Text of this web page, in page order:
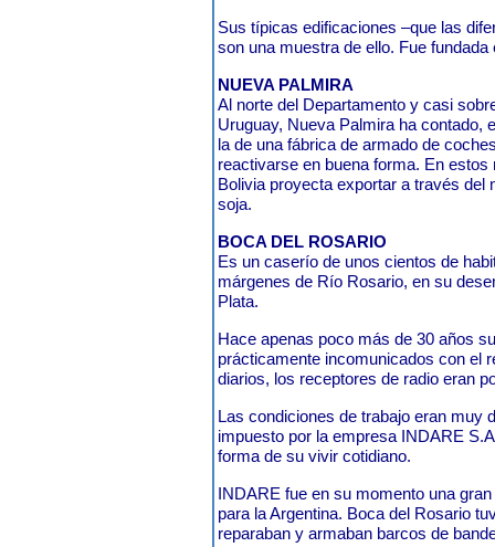
Sus típicas edificaciones –que las
son una muestra de ello. Fue
NUEVA PALMIRA
Al norte del Departamento y casi
Uruguay, Nueva Palmira ha contado,
la de una fábrica de armado de
reactivarse en buena forma. En
Bolivia proyecta exportar a través del
soja.
BOCA DEL ROSARIO
Es un caserío de unos cientos de
márgenes de Río Rosario, en su
Plata.
Hace apenas poco más de 30 años
prácticamente incomunicados con el
diarios, los receptores de radio eran
Las condiciones de trabajo eran muy
impuesto por la empresa INDARE
forma de su vivir cotidiano.
INDARE fue en su momento una
para la Argentina. Boca del Rosario
reparaban y armaban barcos de